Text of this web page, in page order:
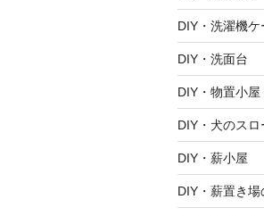
DIY・洗濯機
DIY・洗面台
DIY・物置小屋
DIY・犬のスロ
DIY・薪小屋
DIY・薪置き場